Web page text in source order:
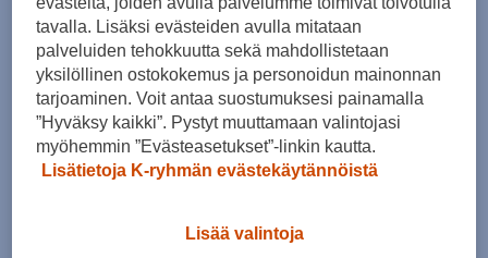
35 36 36 ⅔ 37 ⅓ 38 38 ⅔
Kokotaulukko
Lisää ostoskoriin
tavalla. Lisäksi evästeiden avulla mitataan
palveluiden tehokkuutta sekä mahdollistetaan
yksilöllinen ostokokemus ja personoidun mainonnan
tarjoaminen. Voit antaa suostumuksesi painamalla
”Hyväksy kaikki”. Pystyt muuttamaan valintojasi
myöhemmin ”Evästeasetukset”-linkin kautta.
Lisätietoja K-ryhmän evästekäytännöistä
Lisää valintoja